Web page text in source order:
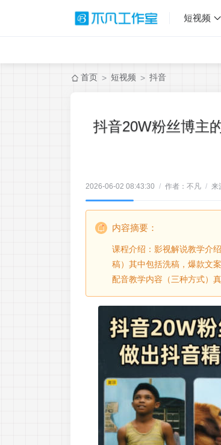
短视频
首页 > 短视频 > 抖音
抖音20W粉丝博主
2026-06-02 08:43:30 / 作者：不凡 / 来
内容摘要：
课程介绍：影视解说教学介
稿）其中包括洗稿，爆款文
配音教学内容（三种方式）